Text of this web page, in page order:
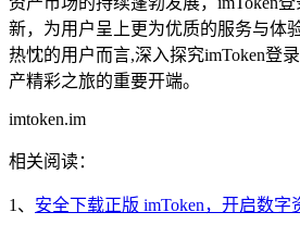
新，为用户呈上更为优质的服务与体
热忱的用户而言,深入探究imToken登
产精彩之旅的重要开端。
imtoken.im
相关阅读：
1、 安全下载正版 imToken，开启数字